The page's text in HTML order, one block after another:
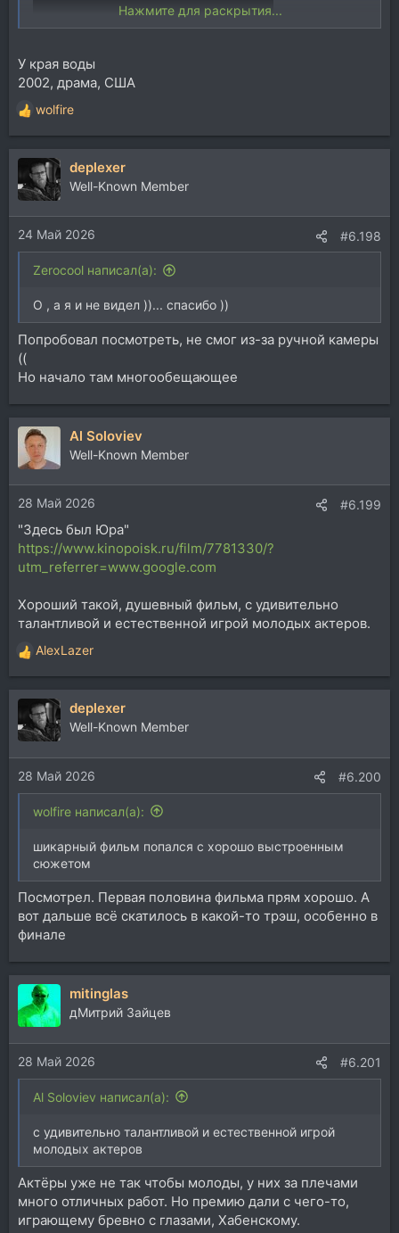
Нажмите для раскрытия...
У края воды
2002, драма, США
Р
е
а
ц
и
и
:
wolfire
deplexer
Well-Known Member
24 Май 2026 #6.198
Zerocool написал(а):
О , а я и не видел ))... спасибо ))
Попробовал посмотреть, не смог из-за ручной камеры
((
Но начало там многообещающее
Al Soloviev
Well-Known Member
28 Май 2026 #6.199
"Здесь был Юра"
https://www.kinopoisk.ru/film/7781330/?
utm_referrer=www.google.com
Хороший такой, душевный фильм, с удивительно
талантливой и естественной игрой молодых актеров.
Р
е
а
ц
и
и
:
AlexLazer
deplexer
Well-Known Member
28 Май 2026 #6.200
wolfire написал(а):
шикарный фильм попался с хорошо выстроенным
сюжетом
Посмотрел. Первая половина фильма прям хорошо. А
вот дальше всё скатилось в какой-то трэш, особенно в
финале
mitinglas
дМитрий Зайцев
28 Май 2026 #6.201
Al Soloviev написал(а):
с удивительно талантливой и естественной игрой
молодых актеров
Актёры уже не так чтобы молоды, у них за плечами
много отличных работ. Но премию дали с чего-то,
играющему бревно с глазами, Хабенскому.